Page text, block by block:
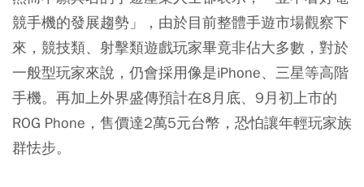
競手機的發展趨勢」，由於目前整體手遊市場觀察下
來，競技類、射擊類遊戲玩家畢竟非佔大多數，對於
一般型玩家來說，仍會採用像是iPhone、三星等高階
手機。再加上外界盛傳預計在8月底、9月初上市的
ROG Phone，售價達2萬5元台幣，恐怕讓年輕玩家族
群怯步。